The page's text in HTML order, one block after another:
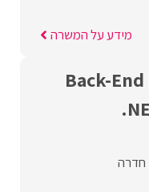
מידע על המשרה
Back-
חדרה